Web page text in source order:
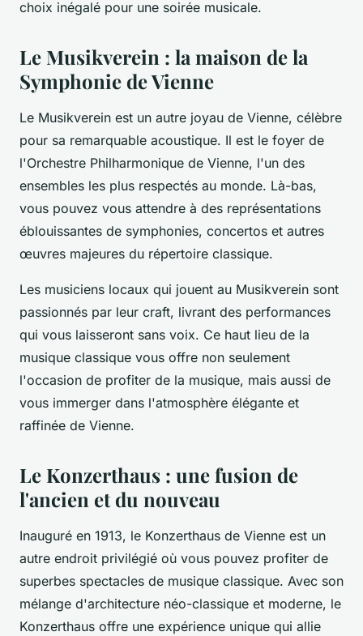
choix inégalé pour une soirée musicale.
Le Musikverein : la maison de la
Symphonie de Vienne
Le Musikverein est un autre joyau de Vienne, célèbre
pour sa remarquable acoustique. Il est le foyer de
l'Orchestre Philharmonique de Vienne, l'un des
ensembles les plus respectés au monde. Là-bas,
vous pouvez vous attendre à des représentations
éblouissantes de symphonies, concertos et autres
œuvres majeures du répertoire classique.
Les musiciens locaux qui jouent au Musikverein sont
passionnés par leur craft, livrant des performances
qui vous laisseront sans voix. Ce haut lieu de la
musique classique vous offre non seulement
l'occasion de profiter de la musique, mais aussi de
vous immerger dans l'atmosphère élégante et
raffinée de Vienne.
Le Konzerthaus : une fusion de
l'ancien et du nouveau
Inauguré en 1913, le Konzerthaus de Vienne est un
autre endroit privilégié où vous pouvez profiter de
superbes spectacles de musique classique. Avec son
mélange d'architecture néo-classique et moderne, le
Konzerthaus offre une expérience unique qui allie